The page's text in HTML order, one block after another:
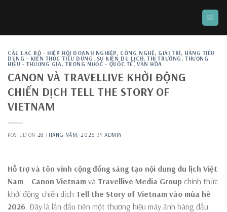
CÂU LẠC BỘ - HIỆP HỘI DOANH NGHIỆP, CÔNG NGHỆ, GIẢI TRÍ, HÀNG TIÊU
DÙNG - KIẾN THỨC TIÊU DÙNG , SỰ KIỆN DU LỊCH,THỊ TRƯỜNG , THƯƠNG
HIỆU - THƯƠNG GIA, TRONG NƯỚC - QUỐC TẾ, VĂN HÓA
CANON VÀ TRAVELLIVE KHỞI ĐỘNG
CHIẾN DỊCH TELL THE STORY OF
VIETNAM
POSTED ON 28 THÁNG NĂM, 2026 BY ADMIN
Hỗ trợ và tôn vinh cộng đồng sáng tạo nội dung du lịch Việt
Nam : Canon Vietnam và Travellive Media Group chính thức
khởi động chiến dịch Tell the Story of Vietnam vào mùa hè
2026 . Đây là lần đầu tiên một thương hiệu máy ảnh hàng đầu